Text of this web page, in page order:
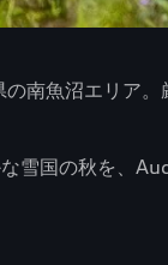
南魚沼エリア
雪国の秋を、